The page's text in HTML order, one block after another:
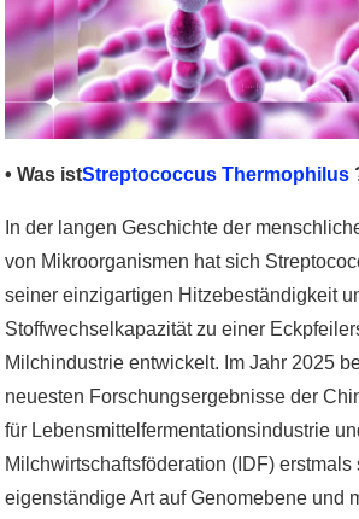
• Was istStreptococcus Thermophilus
In der langen Geschichte der
von Mikroorganismen hat sich
seiner einzigartigen Hitzebeständigkeit
Stoffwechselkapazität zu einer
Milchindustrie entwickelt. Im Jahr 2025
neuesten Forschungsergebnisse der
für Lebensmittelfermentationsindustrie
Milchwirtschaftsföderation (IDF)
eigenständige Art auf Genomebene und